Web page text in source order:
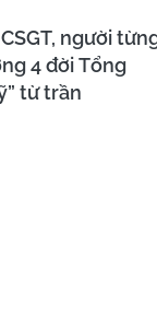
người
4 đời Tổng
từ trần